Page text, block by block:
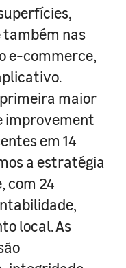
também nas
e-commerce,
primeira maior
improvement
em 14
a estratégia
com 24
local. As